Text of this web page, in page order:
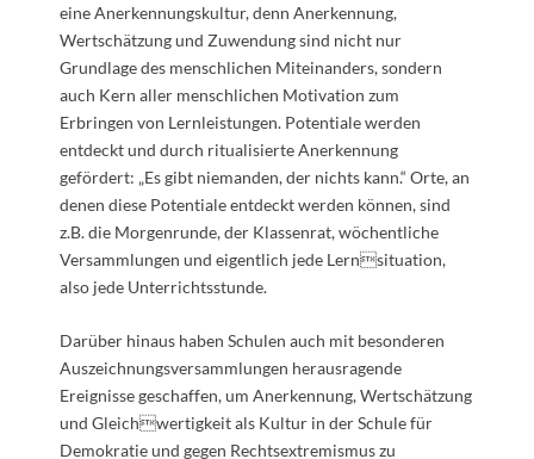
eine Anerkennungskultur, denn Anerkennung,
Wertschätzung und Zuwendung sind nicht nur
Grundlage des menschlichen Miteinanders, sondern
auch Kern aller menschlichen Motivation zum
Erbringen von Lernleistungen. Potentiale werden
entdeckt und durch ritualisierte Anerkennung
gefördert: „Es gibt niemanden, der nichts kann.“ Orte, an
denen diese Potentiale entdeckt werden können, sind
z.B. die Morgenrunde, der Klassenrat, wöchentliche
Versammlungen und eigentlich jede Lernsituation,
also jede Unterrichtsstunde.
Darüber hinaus haben Schulen auch mit besonderen
Auszeichnungsversammlungen herausragende
Ereignisse geschaffen, um Anerkennung, Wertschätzung
und Gleichwertigkeit als Kultur in der Schule für
Demokratie und gegen Rechtsextremismus zu